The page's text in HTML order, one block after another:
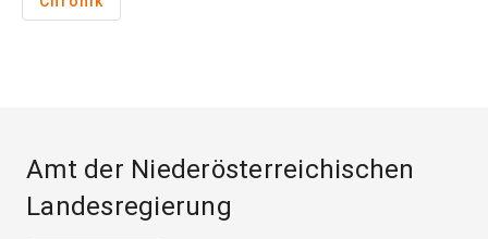
Amt der Niederösterreichischen
Landesregierung